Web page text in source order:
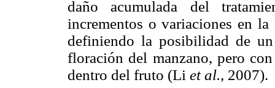
daño acumulada del
incrementos o variaciones en
definiendo la posibilidad de
floración del manzano, pero
dentro del fruto (Li et al., 2007).